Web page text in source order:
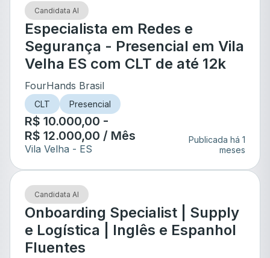
Candidata AI
Especialista em Redes e
Segurança - Presencial em Vila
Velha ES com CLT de até 12k
FourHands Brasil
CLT Presencial
R$ 10.000,00 -
R$ 12.000,00 / Mês
Vila Velha - ES
Publicada há 1
meses
Candidata AI
Onboarding Specialist | Supply
e Logística | Inglês e Espanhol
Fluentes